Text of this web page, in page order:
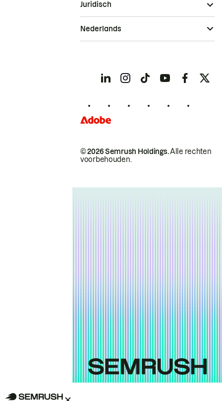
© 2026 Semrush Holdings.Alle rechten
voorbehouden.
Juridisch
Nederlands